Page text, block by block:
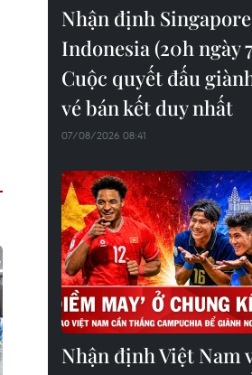
Nhận định
Indonesia (20h ngày
Cuộc quyết đấu
vé bán kết duy nhất
07/08/2026 08:41
Nhận định Việt Nam